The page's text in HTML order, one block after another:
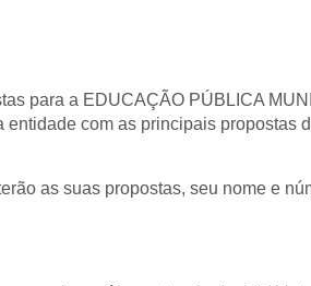
para a EDUCAÇÃO PÚBLICA
com as principais propostas
as suas propostas, seu nome e